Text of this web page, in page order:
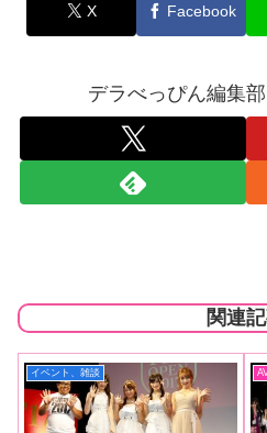
X Facebook
デラべっぴん編集
関連
イベント、雑談